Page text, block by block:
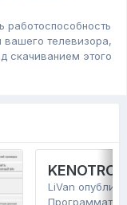
работоспособность
вашего телевизора,
скачиванием этого
LiVan